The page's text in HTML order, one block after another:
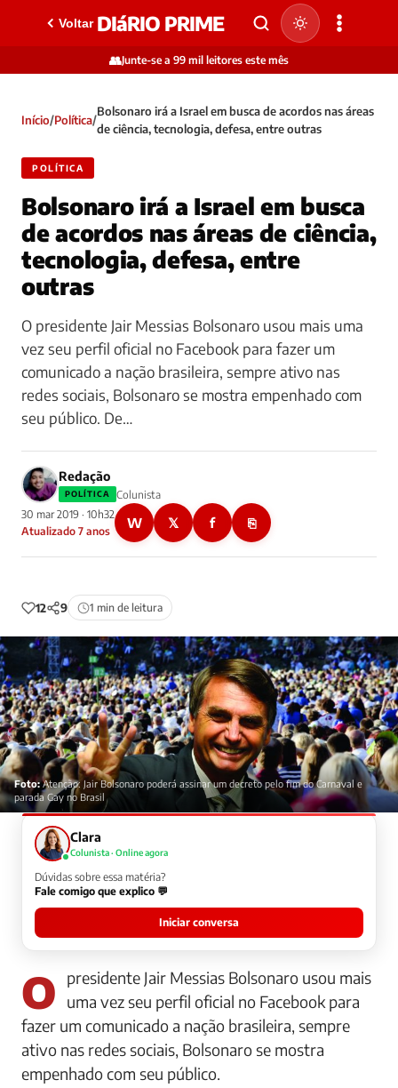
Voltar DIáRIO PRIME
👥Junte-se a 99 mil leitores este mês
Início/Política/
Bolsonaro irá a Israel em busca de acordos nas áreas
de ciência, tecnologia, defesa, entre outras
POLÍTICA
Bolsonaro irá a Israel em busca
de acordos nas áreas de ciência,
tecnologia, defesa, entre
outras
O presidente Jair Messias Bolsonaro usou mais uma
vez seu perfil oficial no Facebook para fazer um
comunicado a nação brasileira, sempre ativo nas
redes sociais, Bolsonaro se mostra empenhado com
seu público. De…
Redação
POLÍTICA
Colunista
30 mar 2019 · 10h32
Atualizado 7 anos
W 𝕏 f ⎘
12 9 1 min de leitura
Foto:Atenção: Jair Bolsonaro poderá assinar um decreto pelo fim do Carnaval e
parada Gay no Brasil
Clara
Colunista · Online agora
Dúvidas sobre essa matéria?
Fale comigo que explico 💬
Iniciar conversa
O presidente Jair Messias Bolsonaro usou mais
uma vez seu perfil oficial no Facebook para
fazer um comunicado a nação brasileira, sempre
ativo nas redes sociais, Bolsonaro se mostra
empenhado com seu público.